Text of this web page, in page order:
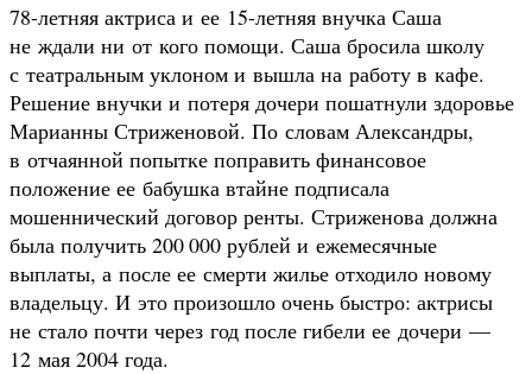
78-летняя актриса и ее 15-летняя внучка Саша
не ждали ни от кого помощи. Саша бросила школу
с театральным уклоном и вышла на работу в кафе.
Решение внучки и потеря дочери пошатнули здоровье
Марианны Стриженовой. По словам Александры,
в отчаянной попытке поправить финансовое
положение ее бабушка втайне подписала
мошеннический договор ренты. Стриженова должна
была получить 200 000 рублей и ежемесячные
выплаты, а после ее смерти жилье отходило новому
владельцу. И это произошло очень быстро: актрисы
не стало почти через год после гибели ее дочери —
12 мая 2004 года.